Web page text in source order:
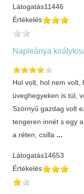
Látogatás11446
Értékelés
Napleánya
Hol volt, hol nem volt,
üveghegyeken is túl,
Szörnyű gazdag volt
tengeren innét s egy
a réten, csilla ...
Látogatás14653
Értékelés